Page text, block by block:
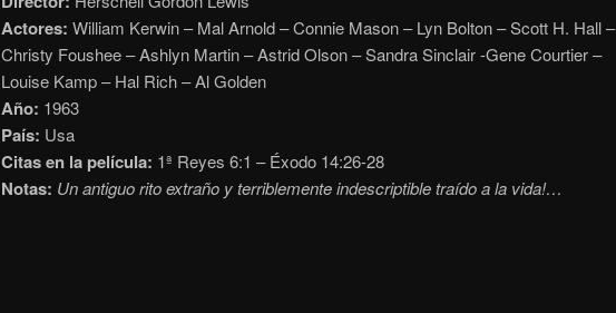
Actores: William Kerwin – Mal Arnold – Connie Mason – Lyn Bolton – Scott H. Hall –
Christy Foushee – Ashlyn Martin – Astrid Olson – Sandra Sinclair -Gene Courtier –
Louise Kamp – Hal Rich – Al Golden
Año: 1963
País: Usa
Citas en la película: 1ª Reyes 6:1 – Éxodo 14:26-28
Notas: Un antiguo rito extraño y terriblemente indescriptible traído a la vida!…